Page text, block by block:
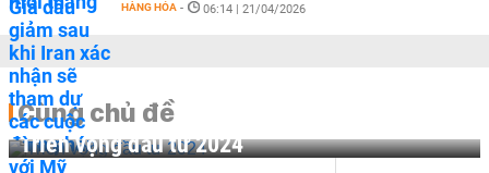
HÀNG HÓA - 06:14 | 21/04/2026
Cùng chủ đề
Triển vọng đầu tư 2024